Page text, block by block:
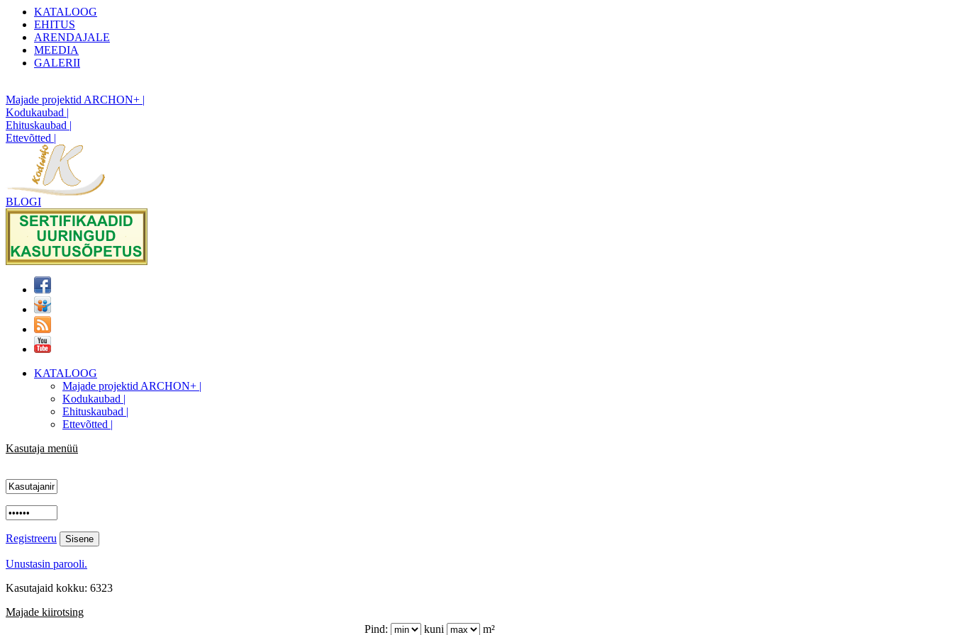
KATALOOG
EHITUS
ARENDAJALE
MEEDIA
GALERII
Majade projektid ARCHON+ |
Kodukaubad |
Ehituskaubad |
Ettevõtted |
BLOGI
KATALOOG
Majade projektid ARCHON+ |
Kodukaubad |
Ehituskaubad |
Ettevõtted |
Kasutaja menüü
Registreeru
Unustasin parooli.
Kasutajaid kokku: 6323
Majade kiirotsing
Pind:
kuni m²